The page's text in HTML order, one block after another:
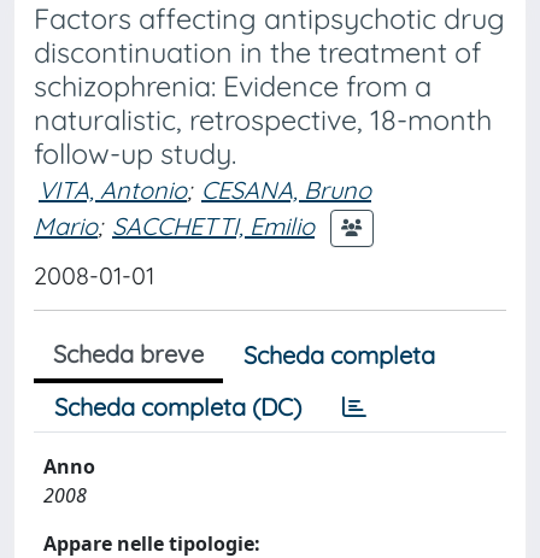
Factors affecting antipsychotic drug
discontinuation in the treatment of
schizophrenia: Evidence from a
naturalistic, retrospective, 18-month
follow-up study.
VITA, Antonio; CESANA, Bruno
Mario; SACCHETTI, Emilio
2008-01-01
Scheda breve
Scheda completa
Scheda completa (DC)
Anno
2008
Appare nelle tipologie: